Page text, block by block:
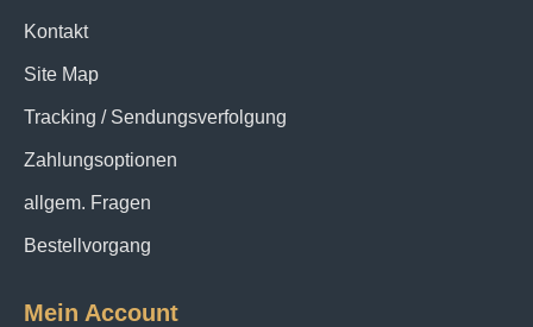
Kontakt
Site Map
Tracking / Sendungsverfolgung
Zahlungsoptionen
allgem. Fragen
Bestellvorgang
Mein Account